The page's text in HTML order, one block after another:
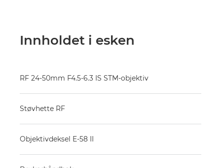
Innholdet i esken
RF 24-50mm F4.5-6.3 IS STM-objektiv
Støvhette RF
Objektivdeksel E-58 II